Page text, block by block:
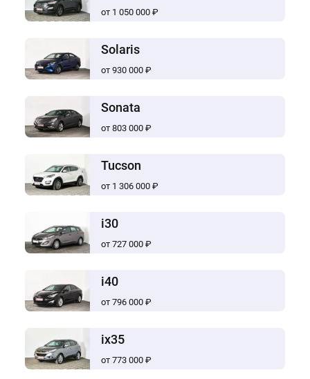
от 1 050 000 ₽
Solaris
от 930 000 ₽
Sonata
от 803 000 ₽
Tucson
от 1 306 000 ₽
i30
от 727 000 ₽
i40
от 796 000 ₽
ix35
от 773 000 ₽